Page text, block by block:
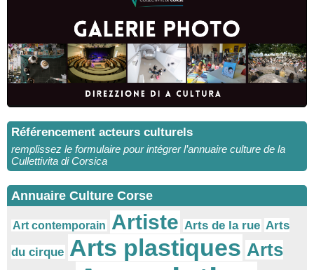
Référencement acteurs culturels
remplissez le formulaire pour intégrer l’annuaire culture de la
Cullettivita di Corsica
Annuaire Culture Corse
Art contemporain Artiste Arts de la rue Arts
du cirque Arts plastiques Arts